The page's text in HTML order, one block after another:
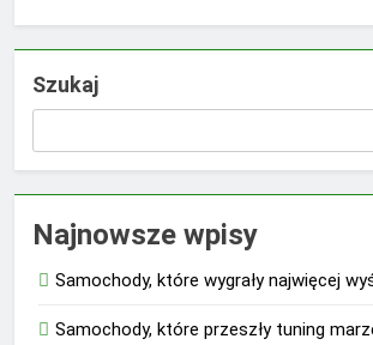
Szukaj
Najnowsze wpisy
Samochody, które wygrały najwięcej
Samochody, które przeszły tuning